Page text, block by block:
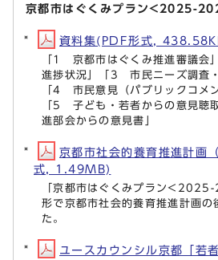
京都市はぐくみプラン<2025-
資料集(PDF形式,
「1 京都市はぐくみ推進審議会
進捗状況」「3 市民ニーズ調査
「4 市民意見（パブリックコメ
「5 子ども・若者からの意見聴
進部会からの意見書」
京都市社会的養育推進計画
式, 1.49MB)
「京都市はぐくみプラン
形で京都市社会的養育推進計画の
た。
ユースカウンシル京都「